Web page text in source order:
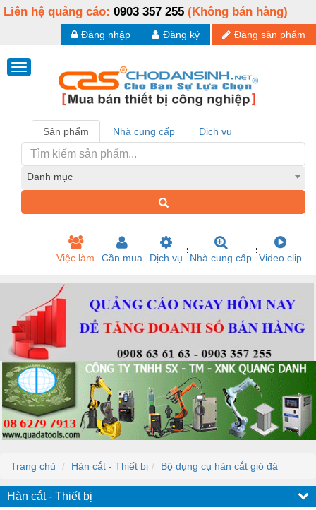
Liên hệ quảng cáo: 0903 357 255 (Không bán hàng)
Đăng sản phẩm
Đăng ký
Đăng nhập
Sản phẩm Nhà cung cấp Dịch vụ
Danh mục
Việc làm Cần mua Dịch vụ Nhà cung cấp Video clip
Trang chủ Hàn cắt - Thiết bị Bộ dụng cụ hàn cắt gió đá
Hàn cắt - Thiết bị